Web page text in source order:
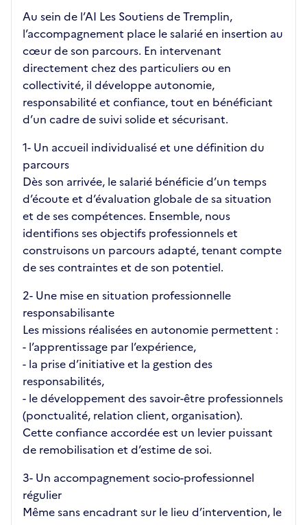
Au sein de l’AI Les Soutiens de Tremplin,
l’accompagnement place le salarié en insertion au
cœur de son parcours. En intervenant
directement chez des particuliers ou en
collectivité, il développe autonomie,
responsabilité et confiance, tout en bénéficiant
d’un cadre de suivi solide et sécurisant.
1️- Un accueil individualisé et une définition du
parcours
Dès son arrivée, le salarié bénéficie d’un temps
d’écoute et d’évaluation globale de sa situation
et de ses compétences. Ensemble, nous
identifions ses objectifs professionnels et
construisons un parcours adapté, tenant compte
de ses contraintes et de son potentiel.
2️- Une mise en situation professionnelle
responsabilisante
Les missions réalisées en autonomie permettent :
- l’apprentissage par l’expérience,
- la prise d’initiative et la gestion des
responsabilités,
- le développement des savoir-être professionnels
(ponctualité, relation client, organisation).
Cette confiance accordée est un levier puissant
de remobilisation et d’estime de soi.
3️- Un accompagnement socio-professionnel
régulier
Même sans encadrant sur le lieu d’intervention, le